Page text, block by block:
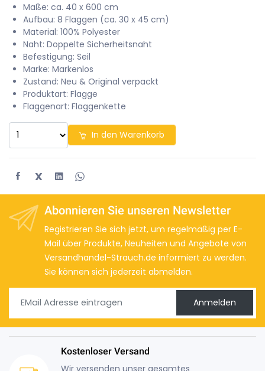
Maße: ca. 40 x 600 cm
Aufbau: 8 Flaggen (ca. 30 x 45 cm)
Material: 100% Polyester
Naht: Doppelte Sicherheitsnaht
Befestigung: Seil
Marke: Markenlos
Zustand: Neu & Original verpackt
Produktart: Flagge
Flaggenart: Flaggenkette
In den Warenkorb
X
Abonnieren Sie unseren Newsletter
Registrieren Sie sich jetzt, um regelmäßig per E-
Mail über Produkte, Neuheiten und Angebote von
Versandhandel-Strauch.de informiert zu werden.
Sie können sich jederzeit abmelden.
Anmelden
Kostenloser Versand
Wir versenden unser gesamtes